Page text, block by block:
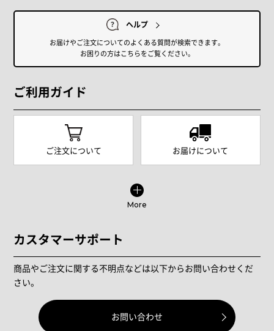
ヘルプ
お届けやご注文についてのよくある質問が検索できます。
お困りの方はこちらをご覧ください。
ご利用ガイド
ご注文について お届けについて
More
カスタマーサポート
商品やご注文に関する不明点などは以下からお問い合わせくだ
さい。
お問い合わせ